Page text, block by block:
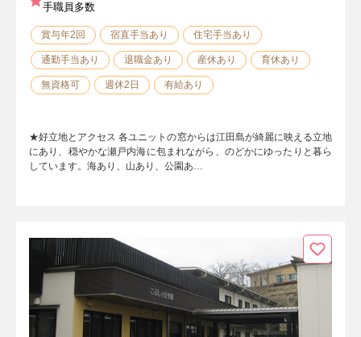
手職員多数
賞与年2回 宿直手当あり 住宅手当あり
通勤手当あり 退職金あり 産休あり 育休あり
無資格可 週休2日 有給あり
★好立地とアクセス 各ユニットの窓からは江田島が綺麗に映える立地
にあり、穏やかな瀬戸内海に包まれながら、のどかにゆったりと暮ら
しています。海あり、山あり、公園あ…